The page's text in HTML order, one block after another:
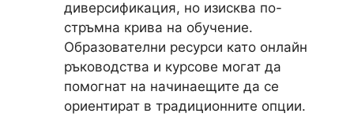
диверсификация, но изисква по-
стръмна крива на обучение.
Образователни ресурси като онлайн
ръководства и курсове могат да
помогнат на начинаещите да се
ориентират в традиционните опции.